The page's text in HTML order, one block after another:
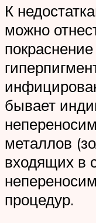
К
можно
бывает
металлов
входящих в
процедур.